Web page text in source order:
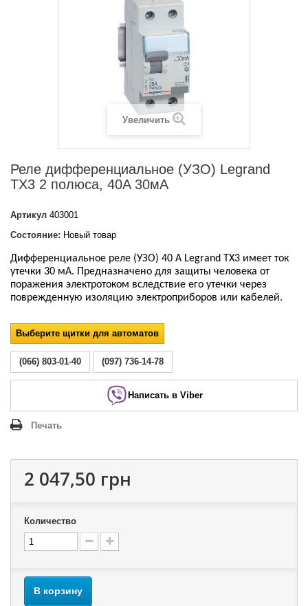
Увеличить
Реле дифференциальное (УЗО) Legrand
TX3 2 полюса, 40A 30мА
Артикул 403001
Состояние: Новый товар
Дифференциальное реле (УЗО) 40 А Legrand TX3 имеет ток
утечки 30 мА. Предназначено для защиты человека от
поражения электротоком вследствие его утечки через
поврежденную изоляцию электроприборов или кабелей.
Выберите щитки для автоматов
(066) 803-01-40 (097) 736-14-78
Написать в Viber
Печать
2 047,50 грн
Количество
В корзину